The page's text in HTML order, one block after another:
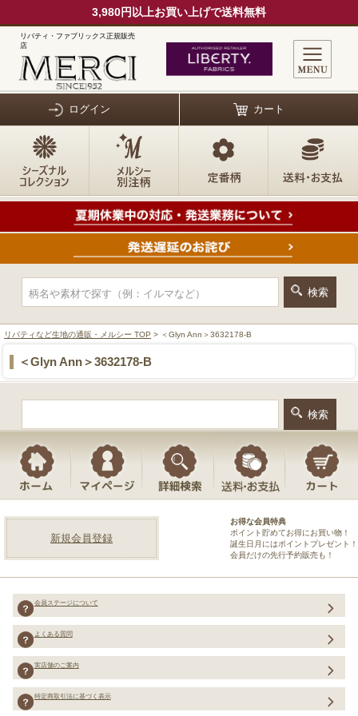
3,980円以上お買い上げで送料無料
リバティ・ファブリックス正規販売
店
ログイン カート
リバティなど生地の通販・メルシー TOP > ＜Glyn Ann＞3632178-B
＜Glyn Ann＞3632178-B
新規会員登録
お得な会員特典
ポイント貯めてお得にお買い物！
誕生日月にはポイントプレゼント！
会員だけの先行予約販売も！
会員ステージについて
よくある質問
実店舗のご案内
特定商取引法に基づく表示